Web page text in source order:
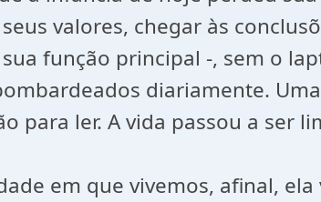
valores, chegar às
função principal -, sem o
diariamente.
para ler. A vida passou a ser
em que vivemos, afinal,